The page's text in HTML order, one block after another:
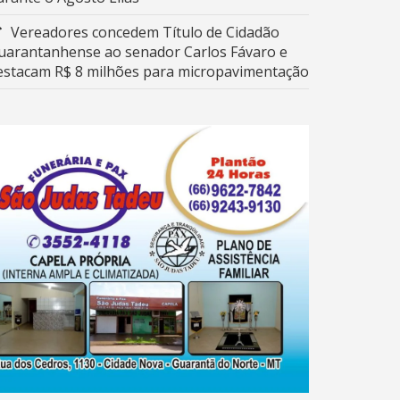
Vereadores concedem Título de Cidadão
ao senador Carlos Fávaro e
R$ 8 milhões para micropavimentação